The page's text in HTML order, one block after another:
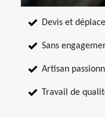
Devis et
Sans
Artisan
Travail de